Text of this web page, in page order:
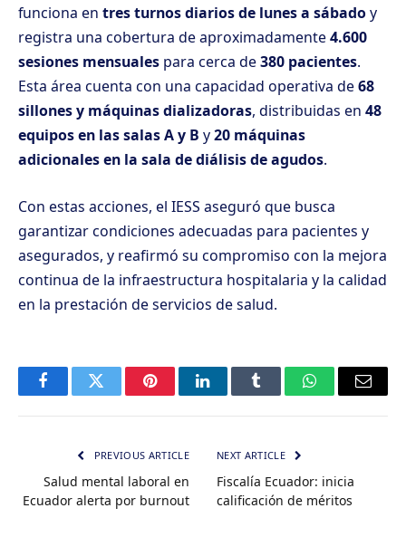
funciona en tres turnos diarios de lunes a sábadoy
registra una cobertura de aproximadamente4.600
sesiones mensuales para cerca de380 pacientes.
Esta área cuenta con una capacidad operativa de68
sillones y máquinas dializadoras, distribuidas en 48
equipos en las salas A y B y20 máquinas
adicionales en la sala de diálisis de agudos.
Con estas acciones, el IESS aseguró que busca
garantizar condiciones adecuadas para pacientes y
asegurados, y reafirmó su compromiso con la mejora
continua de la infraestructura hospitalaria y la calidad
en la prestación de servicios de salud.
FacebookTwitter PinterestLinkedInTumblr WhatsAppEmail
PREVIOUS ARTICLE
Salud mental laboral en
Ecuador alerta por burnout
NEXT ARTICLE
Fiscalía Ecuador: inicia
calificación de méritos